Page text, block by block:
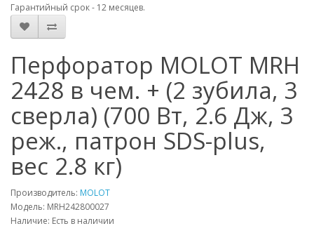
Гарантийный срок - 12 месяцев.
Перфоратор MOLOT MRH
2428 в чем. + (2 зубила, 3
сверла) (700 Вт, 2.6 Дж, 3
реж., патрон SDS-plus,
вес 2.8 кг)
Производитель: MOLOT
Модель: MRH242800027
Наличие: Есть в наличии